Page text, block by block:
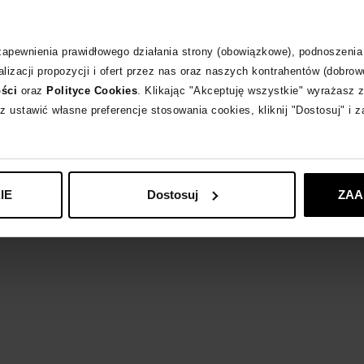
prawidłowego działania strony (obowiązkowe),
propozycji i ofert przez nas oraz naszych kontrahentów
oraz Polityce Cookies. Klikając "Akceptuję wszystkie" wyrażasz
własne preferencje stosowania cookies, kliknij "Dostosuj" i
Dostosuj
Materiał
Produkt